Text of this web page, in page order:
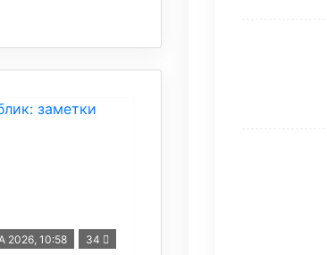
2026, 10:58 34